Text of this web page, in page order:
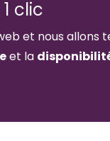
clic
et nous allons
et la